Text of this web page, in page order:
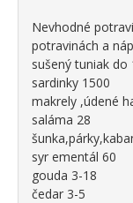
Nevhodné
potravinách a
sušený tuniak do
sardinky 1500
makrely ,údené
saláma 28
syr ementál 60
gouda 3-18
čedar 3-5